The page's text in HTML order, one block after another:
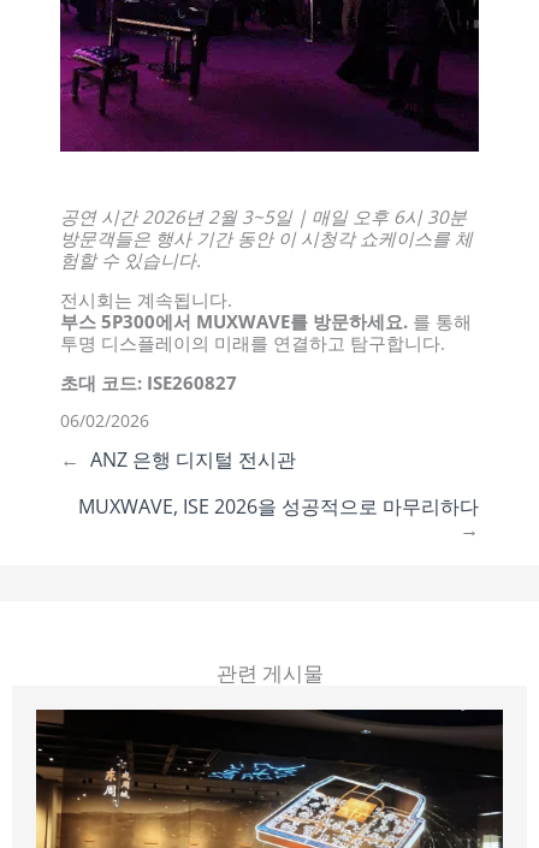
공연 시간 2026년 2월 3~5일 | 매일 오후 6시 30분
방문객들은 행사 기간 동안 이 시청각 쇼케이스를 체
험할 수 있습니다.
전시회는 계속됩니다.
부스 5P300에서 MUXWAVE를 방문하세요. 를 통해
투명 디스플레이의 미래를 연결하고 탐구합니다.
초대 코드: ISE260827
06/02/2026
← ANZ 은행 디지털 전시관
MUXWAVE, ISE 2026을 성공적으로 마무리하다
→
관련 게시물